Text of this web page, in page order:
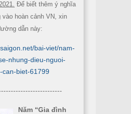
Để biết thêm ý nghĩa
vào hoàn cảnh VN, xin
dẫn này:
bai-viet/nam-
nhung-dieu-nguoi-
can-biet-61799
Năm “Gia đình